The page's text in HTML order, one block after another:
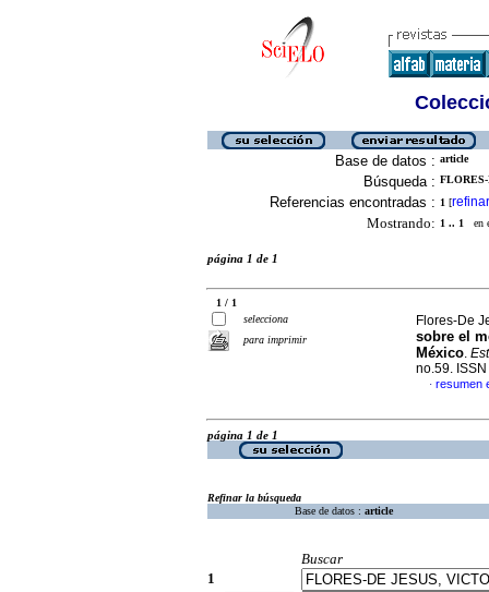
Base de datos : article
Búsqueda :
Referencias encontradas : 1 [refinar
Mostrando: 1 .. 1 en
página 1 de 1
1 / 1
selecciona
para imprimir
Flores-De
sobre el
México.
no.59.
· resumen
página 1 de 1
Refinar la búsqueda
Base de datos : article
Buscar
1